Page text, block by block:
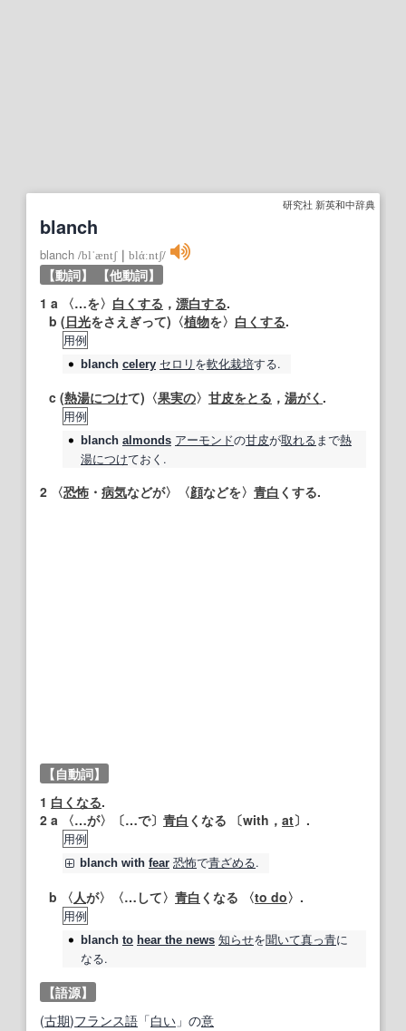
研究社 新英和中辞典
blanch
blanch /blˈæntʃ｜ blάːntʃ/
【動詞】
【他動詞】
1 a 〈…を〉 白くする ， 漂白する.
b (日光をさえぎって)〈植物を〉 白くする.
用例
blanch celery セロリ を軟化栽培する.
c (熱湯につけて)〈果実の〉 甘皮をとる ， 湯がく .
用例
blanch almonds アーモンドの甘皮が取れるまで熱
湯につけておく.
2 〈恐怖 ・ 病気などが〉〈顔などを〉 青白 くする.
【自動詞】
1 白くなる.
2 a 〈…が〉〔…で〕 青白 くなる 〔with， at〕.
用例
blanch with fear 恐怖で青ざめる.
b 〈人が〉〈…して〉 青白 くなる 〈to do〉.
用例
blanch to hear the news 知らせを聞いて真っ青に
なる.
【語源】
(古期)フランス語 「白い 」の意